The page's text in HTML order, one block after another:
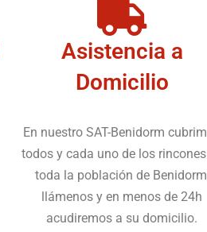
Asistencia a
Domicilio
En nuestro SAT-Benidorm
todos y cada uno de los
toda la población de
llámenos y en menos de 24h
acudiremos a su domicilio.